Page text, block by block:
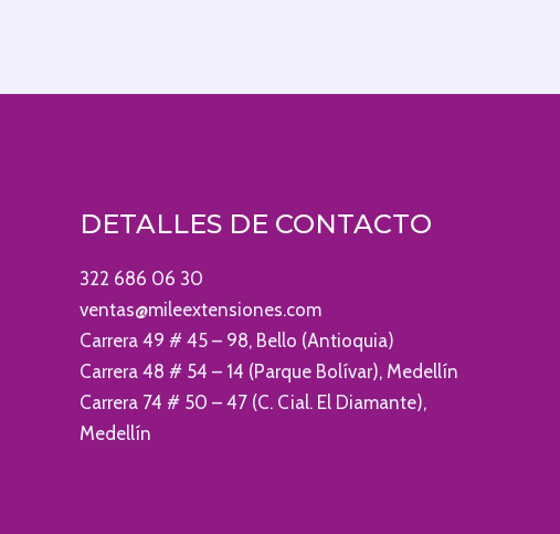
DETALLES DE CONTACTO
322 686 06 30
ventas@mileextensiones.com
Carrera 49 # 45 – 98, Bello (Antioquia)
Carrera 48 # 54 – 14 (Parque Bolívar), Medellín
Carrera 74 # 50 – 47 (C. Cial. El Diamante),
Medellín